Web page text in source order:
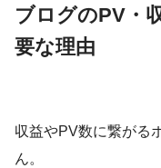
ブログのPV・
要な理由
収益やPV数に繋がる
ん。